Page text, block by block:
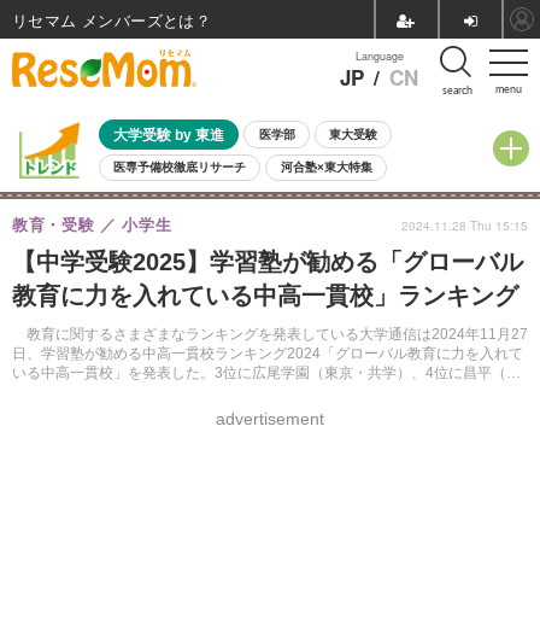
menu
Language
JP / CN search
大学受験 by 東進 医学部 東大受験
医専予備校徹底リサーチ 河合塾×東大特集
親子で考える大学選び 高校受験 中学受験 小学校受験
共通テスト 夏休み
8月開催イベント・WS 全国公立高校 過去問 人気記事
自由研究教材（小学生向け） 自由研究教材（中学生向け） ランキング
【中学受験2025】学習塾が勧める「グローバル
教育に力を入れている中高一貫校」ランキング
教育に関するさまざまなランキングを発表している大学通信は2024年11月27
日、学習塾が勧める中高一貫校ランキング2024「グローバル教育に力を入れて
いる中高一貫校」を発表した。3位に広尾学園（東京・共学）、4位に昌平（埼
大学通信のWebサイトより確認できる。
教育・受験 小学生
advertisement
2024.11.28 Thu 15:15
リセマム メンバーズ